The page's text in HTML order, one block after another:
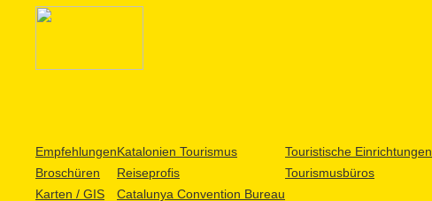
Empfehlungen
Broschüren
Karten / GIS
Katalonien Tourismus
Reiseprofis
Catalunya Convention Bureau
Touristische Einrichtungen
Tourismusbüros